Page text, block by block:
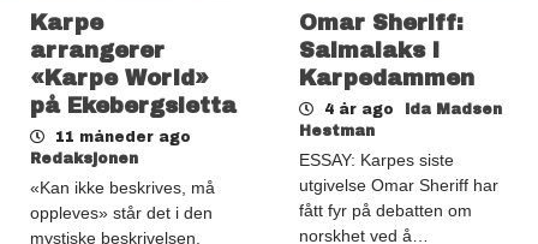
Karpe
arrangerer
«Karpe World»
på Ekebergsletta
11 måneder ago
Redaksjonen
«Kan ikke beskrives, må
oppleves» står det i den
mystiske beskrivelsen.
Omar Sheriff:
Salmalaks i
Karpedammen
4 år ago
Ida Madsen
Hestman
ESSAY: Karpes siste
utgivelse Omar Sheriff har
fått fyr på debatten om
norskhet ved å…